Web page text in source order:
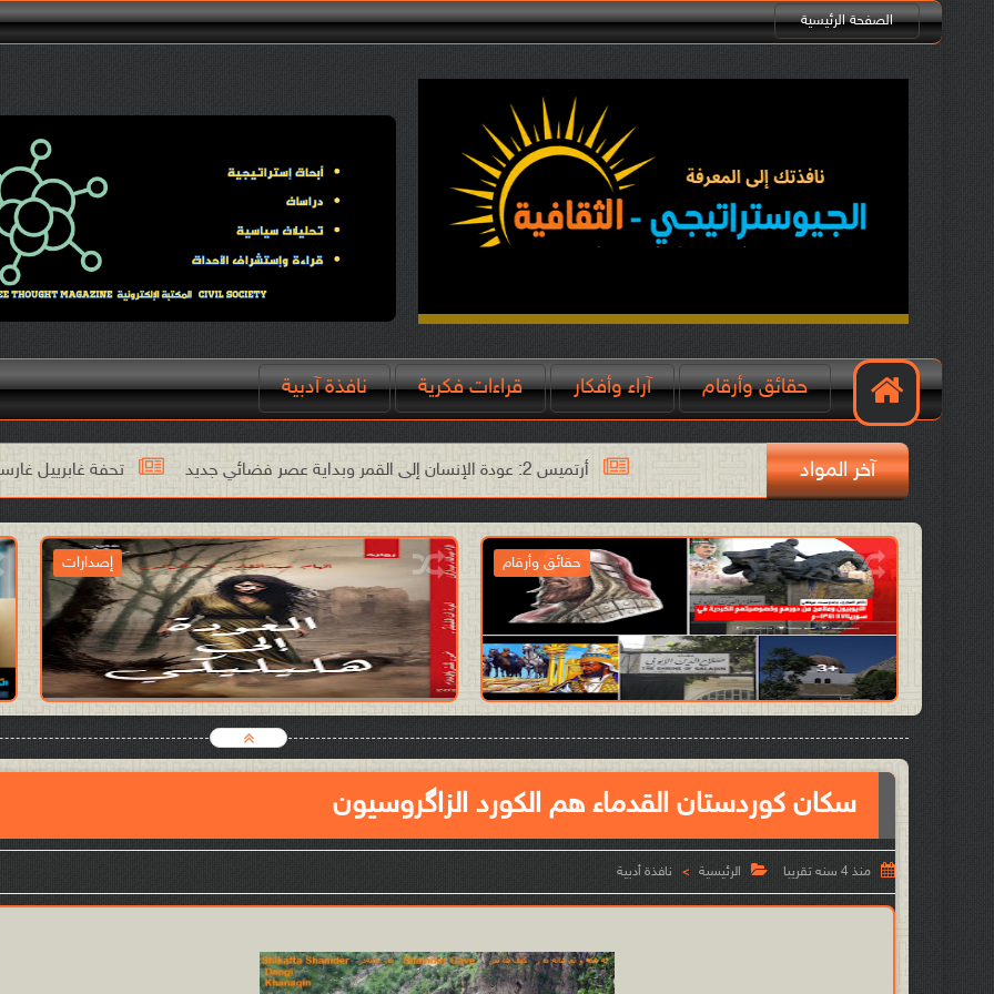
الصفحة الرئيسية
حقائق وأرقام آراء وأفكار قراءات فكرية نافذة آدبية
آخر المواد أرتميس 2: عودة الإنسان إلى القمر وبداية عصر فضائي جديد تحفة غابرييل غارسيا ماركيز تجتاح شاشة
حقائق وأرقام
2024-01-23
آدمن الموقع
حقائق وأرقام
2023-07-06
آدمن الموقع
سكان كوردستان القدماء هم الكورد الزاگروسيون
 منذ 4 سنه تقريبا  الرئيسية > نافذة أدبية